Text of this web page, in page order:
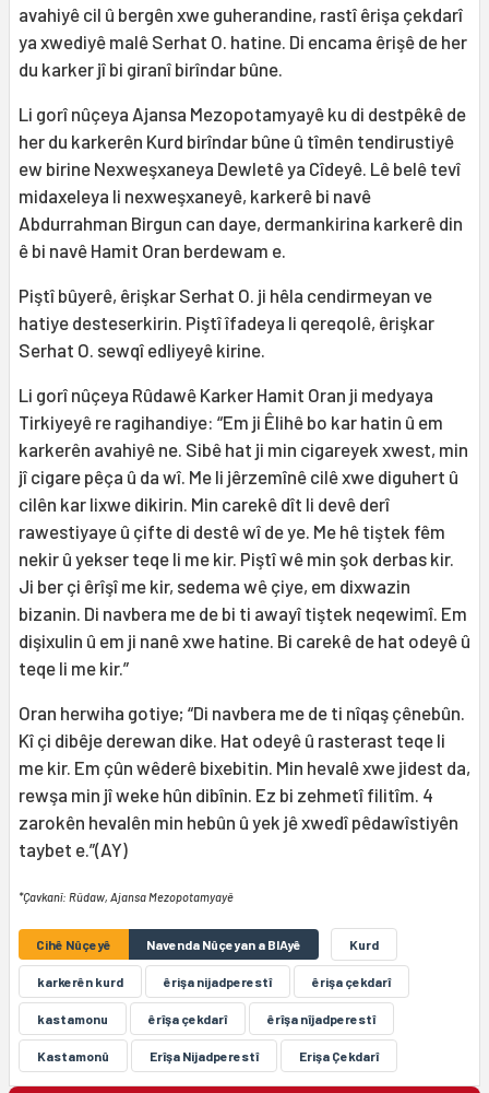
avahiyê cil û bergên xwe guherandine, rastî êrişa çekdarî
ya xwediyê malê Serhat O. hatine. Di encama êrişê de her
du karker jî bi giranî birîndar bûne.
Li gorî nûçeya Ajansa Mezopotamyayê ku di destpêkê de
her du karkerên Kurd birîndar bûne û tîmên tendirustiyê
ew birine Nexweşxaneya Dewletê ya Cîdeyê. Lê belê tevî
midaxeleya li nexweşxaneyê, karkerê bi navê
Abdurrahman Birgun can daye, dermankirina karkerê din
ê bi navê Hamit Oran berdewam e.
Piştî bûyerê, êrişkar Serhat O. ji hêla cendirmeyan ve
hatiye desteserkirin. Piştî îfadeya li qereqolê, êrişkar
Serhat O. sewqî edliyeyê kirine.
Li gorî nûçeya Rûdawê Karker Hamit Oran ji medyaya
Tirkiyeyê re ragihandiye: “Em ji Êlihê bo kar hatin û em
karkerên avahiyê ne. Sibê hat ji min cigareyek xwest, min
jî cigare pêça û da wî. Me li jêrzemînê cilê xwe diguhert û
cilên kar lixwe dikirin. Min carekê dît li devê derî
rawestiyaye û çifte di destê wî de ye. Me hê tiştek fêm
nekir û yekser teqe li me kir. Piştî wê min şok derbas kir.
Ji ber çi êrîşî me kir, sedema wê çiye, em dixwazin
bizanin. Di navbera me de bi ti awayî tiştek neqewimî. Em
dişixulin û em ji nanê xwe hatine. Bi carekê de hat odeyê û
teqe li me kir.”
Oran herwiha gotiye; “Di navbera me de ti nîqaş çênebûn.
Kî çi dibêje derewan dike. Hat odeyê û rasterast teqe li
me kir. Em çûn wêderê bixebitin. Min hevalê xwe jidest da,
rewşa min jî weke hûn dibînin. Ez bi zehmetî filitîm. 4
zarokên hevalên min hebûn û yek jê xwedî pêdawîstiyên
taybet e.”(AY)
*Çavkanî: Rûdaw, Ajansa Mezopotamyayê
Cihê Nûçeyê Navenda Nûçeyan a BIAyê Kurd
karkerên kurd êrişa nijadperestî êrişa çekdarî
kastamonu êrîşa çekdarî êrîşa nîjadperestî
Kastamonû Erîşa Nijadperestî Erişa Çekdarî